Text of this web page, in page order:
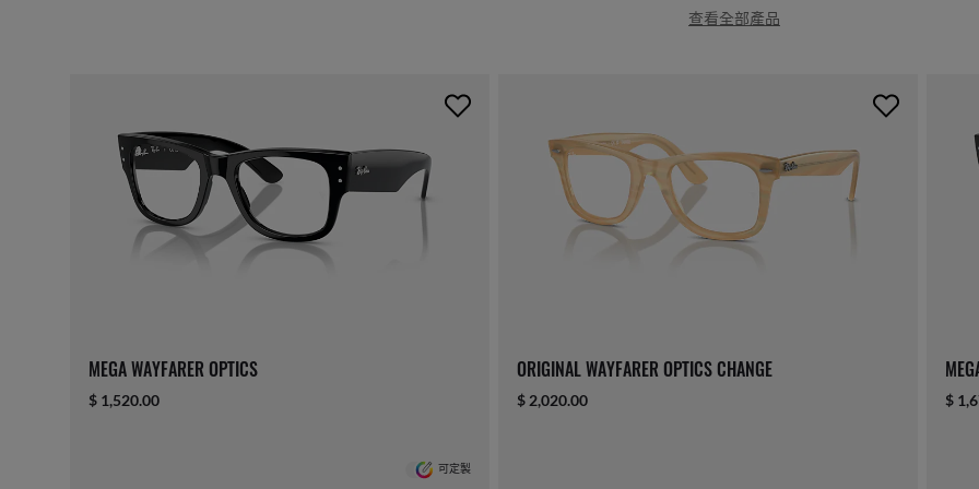
查看全部產品
MEGA WAYFARER OPTICS
$ 1,520.00
可定製
ORIGINAL WAYFARER OPTICS CHANGE
$ 2,020.00 $